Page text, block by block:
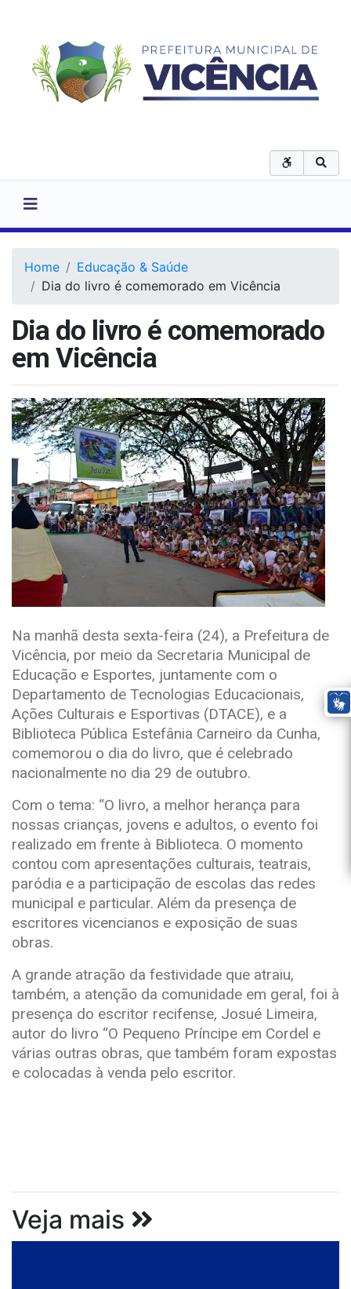
Home
Educação & Saúde
Dia do livro é comemorado em Vicência
Dia do livro é comemorado
em Vicência
Na manhã desta sexta-feira (24), a Prefeitura de
Vicência, por meio da Secretaria Municipal de
Educação e Esportes, juntamente com o
Departamento de Tecnologias Educacionais,
Ações Culturais e Esportivas (DTACE), e a
Biblioteca Pública Estefânia Carneiro da Cunha,
comemorou o dia do livro, que é celebrado
nacionalmente no dia 29 de outubro.
Com o tema: “O livro, a melhor herança para
nossas crianças, jovens e adultos, o evento foi
realizado em frente à Biblioteca. O momento
contou com apresentações culturais, teatrais,
paródia e a participação de escolas das redes
municipal e particular. Além da presença de
escritores vicencianos e exposição de suas
obras.
A grande atração da festividade que atraiu,
também, a atenção da comunidade em geral, foi à
presença do escritor recifense, Josué Limeira,
autor do livro “O Pequeno Príncipe em Cordel e
várias outras obras, que também foram expostas
e colocadas à venda pelo escritor.
Veja mais